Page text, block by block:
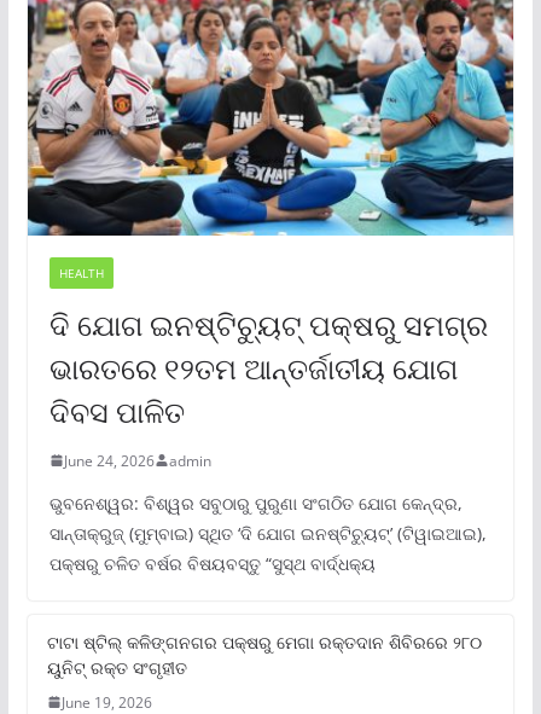
HEALTH
ଦି ଯୋଗ ଇନଷ୍ଟିଚ୍ୟୁଟ୍ ପକ୍ଷରୁ ସମଗ୍ର
ଭାରତରେ ୧୨ତମ ଆନ୍ତର୍ଜାତୀୟ ଯୋଗ
ଦିବସ ପାଳିତ
June 24, 2026 admin
ଭୁବନେଶ୍ୱର: ବିଶ୍ୱର ସବୁଠାରୁ ପୁରୁଣା ସଂଗଠିତ ଯୋଗ କେନ୍ଦ୍ର,
ସାନ୍ତାକ୍ରୁଜ୍ (ମୁମ୍ବାଇ) ସ୍ଥିତ ‘ଦି ଯୋଗ ଇନଷ୍ଟିଚ୍ୟୁଟ୍‌’ (ଟିୱାଇଆଇ),
ପକ୍ଷରୁ ଚଳିତ ବର୍ଷର ବିଷୟବସ୍ତୁ “ସୁସ୍ଥ ବାର୍ଦ୍ଧକ୍ୟ
ଟାଟା ଷ୍ଟିଲ୍‌ କଳିଙ୍ଗନଗର ପକ୍ଷରୁ ମେଗା ରକ୍ତଦାନ ଶିବିରରେ ୨୮୦
ୟୁନିଟ୍‌ ରକ୍ତ ସଂଗୃହୀତ
June 19, 2026